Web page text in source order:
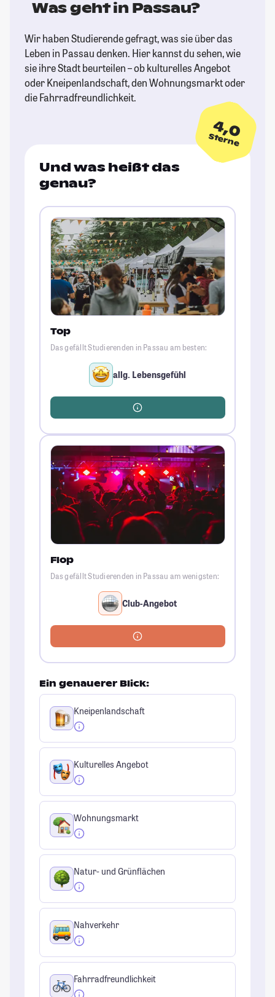
Was geht in Passau?
Wir haben Studierende gefragt, was sie über das
Leben in Passau denken. Hier kannst du sehen, wie
sie ihre Stadt beurteilen – ob kulturelles Angebot
oder Kneipenlandschaft, den Wohnungsmarkt oder
die Fahrradfreundlichkeit.
4,0
Sterne
Und was heißt das
genau?
Top
Das gefällt Studierenden in Passau am besten:
allg. Lebensgefühl
Flop
Das gefällt Studierenden in Passau am wenigsten:
Club-Angebot
Ein genauerer Blick:
Kneipenlandschaft
Kulturelles Angebot
Wohnungsmarkt
Natur- und Grünflächen
Nahverkehr
Fahrradfreundlichkeit